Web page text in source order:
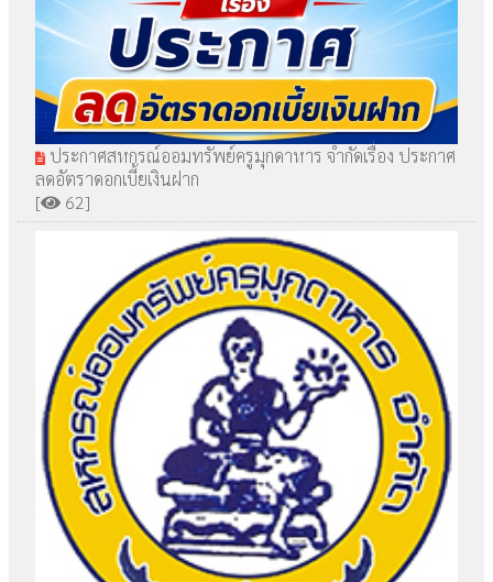
ประกาศสหกรณ์ออมทรัพย์ครูมุกดาหาร จำกัดเรื่อง ประกาศ
ลดอัตราดอกเบี้ยเงินฝาก
[
62]